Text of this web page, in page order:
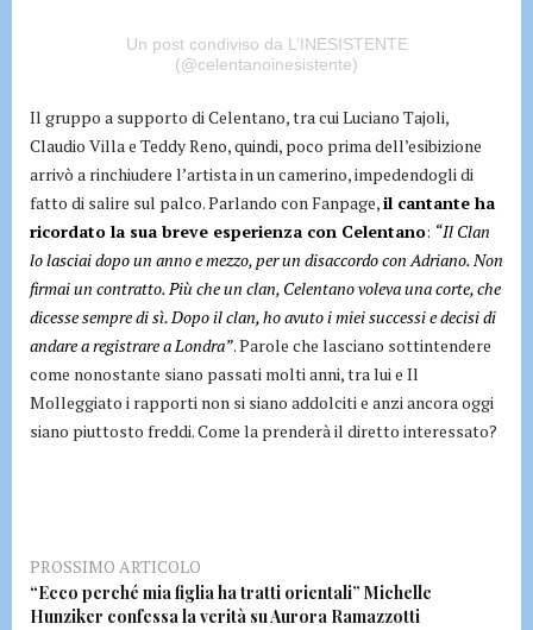
Un post condiviso da L’INESISTENTE
(@celentanoinesistente)
Il gruppo a supporto di Celentano, tra cui Luciano Tajoli,
Claudio Villa e Teddy Reno, quindi, poco prima dell’esibizione
arrivò a rinchiudere l’artista in un camerino, impedendogli di
fatto di salire sul palco. Parlando con Fanpage,il cantante ha
ricordato la sua breve esperienza con Celentano: “Il Clan
lo lasciai dopo un anno e mezzo, per un disaccordo con Adriano. Non
firmai un contratto. Più che un clan, Celentano voleva una corte, che
dicesse sempre di sì. Dopo il clan, ho avuto i miei successi e decisi di
andare a registrare a Londra”. Parole che lasciano sottintendere
come nonostante siano passati molti anni, tra lui e Il
Molleggiato i rapporti non si siano addolciti e anzi ancora oggi
siano piuttosto freddi. Come la prenderà il diretto interessato?
PROSSIMO ARTICOLO
“Ecco perché mia figlia ha tratti orientali” Michelle
Hunziker confessa la verità su Aurora Ramazzotti